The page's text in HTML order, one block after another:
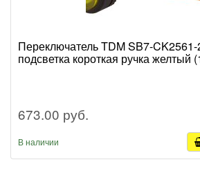
Переключатель TDM SB7-CK2561-
подсветка короткая ручка желтый
673.00 руб.
В наличии